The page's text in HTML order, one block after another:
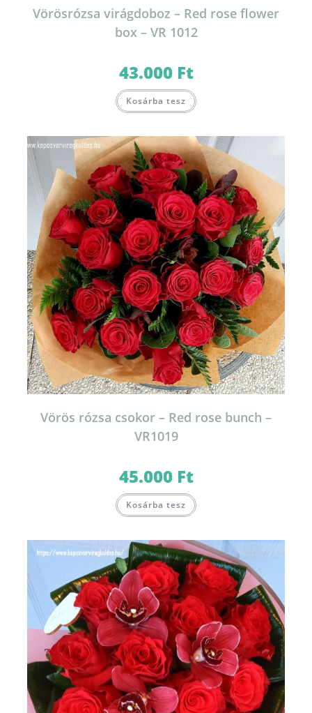
Vörösrózsa virágdoboz – Red rose flower
box – VR 1012
43.000 Ft
Kosárba tesz
Vörös rózsa csokor – Red rose bunch –
VR1019
45.000 Ft
Kosárba tesz